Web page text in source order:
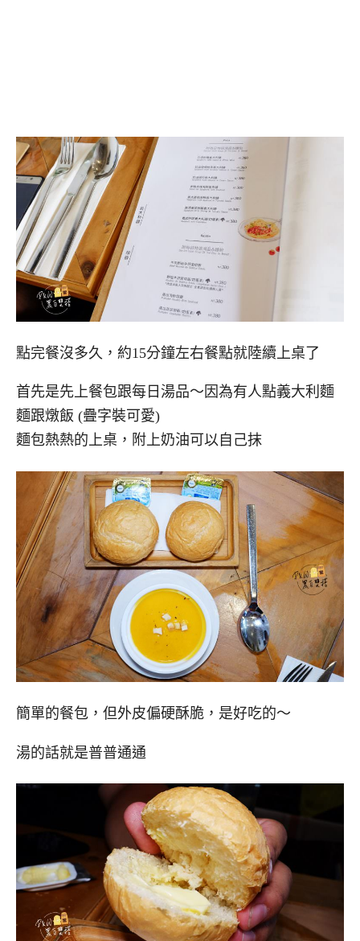
點完餐沒多久，約15分鐘左右餐點就陸續上桌了
首先是先上餐包跟每日湯品～因為有人點義大利麵
麵跟燉飯 (疊字裝可愛)
麵包熱熱的上桌，附上奶油可以自己抹
簡單的餐包，但外皮偏硬酥脆，是好吃的～
湯的話就是普普通通